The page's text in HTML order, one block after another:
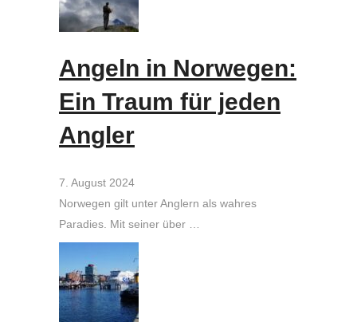
Angeln in Norwegen:
Ein Traum für jeden
Angler
7. August 2024
Norwegen gilt unter Anglern als wahres
Paradies. Mit seiner über …